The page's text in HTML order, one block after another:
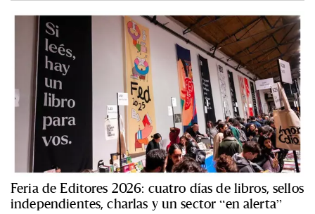
Feria de Editores 2026: cuatro días de libros, sellos
independientes, charlas y un sector “en alerta”